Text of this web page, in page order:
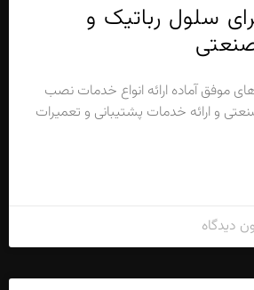
سلول رباتیک و
موفق آماده ارائه انواع خدمات نصب
صنعتی و ارائه خدمات پشتیبانی و تعمیرات
دیدگاه